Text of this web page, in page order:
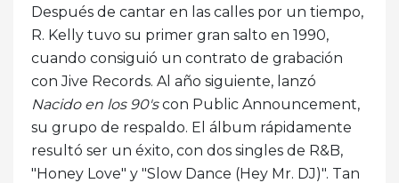
Después de cantar en las calles por un tiempo,
R. Kelly tuvo su primer gran salto en 1990,
cuando consiguió un contrato de grabación
con Jive Records. Al año siguiente, lanzó
Nacido en los 90'scon Public Announcement,
su grupo de respaldo. El álbum rápidamente
resultó ser un éxito, con dos singles de R&B,
"Honey Love" y "Slow Dance (Hey Mr. DJ)". Tan